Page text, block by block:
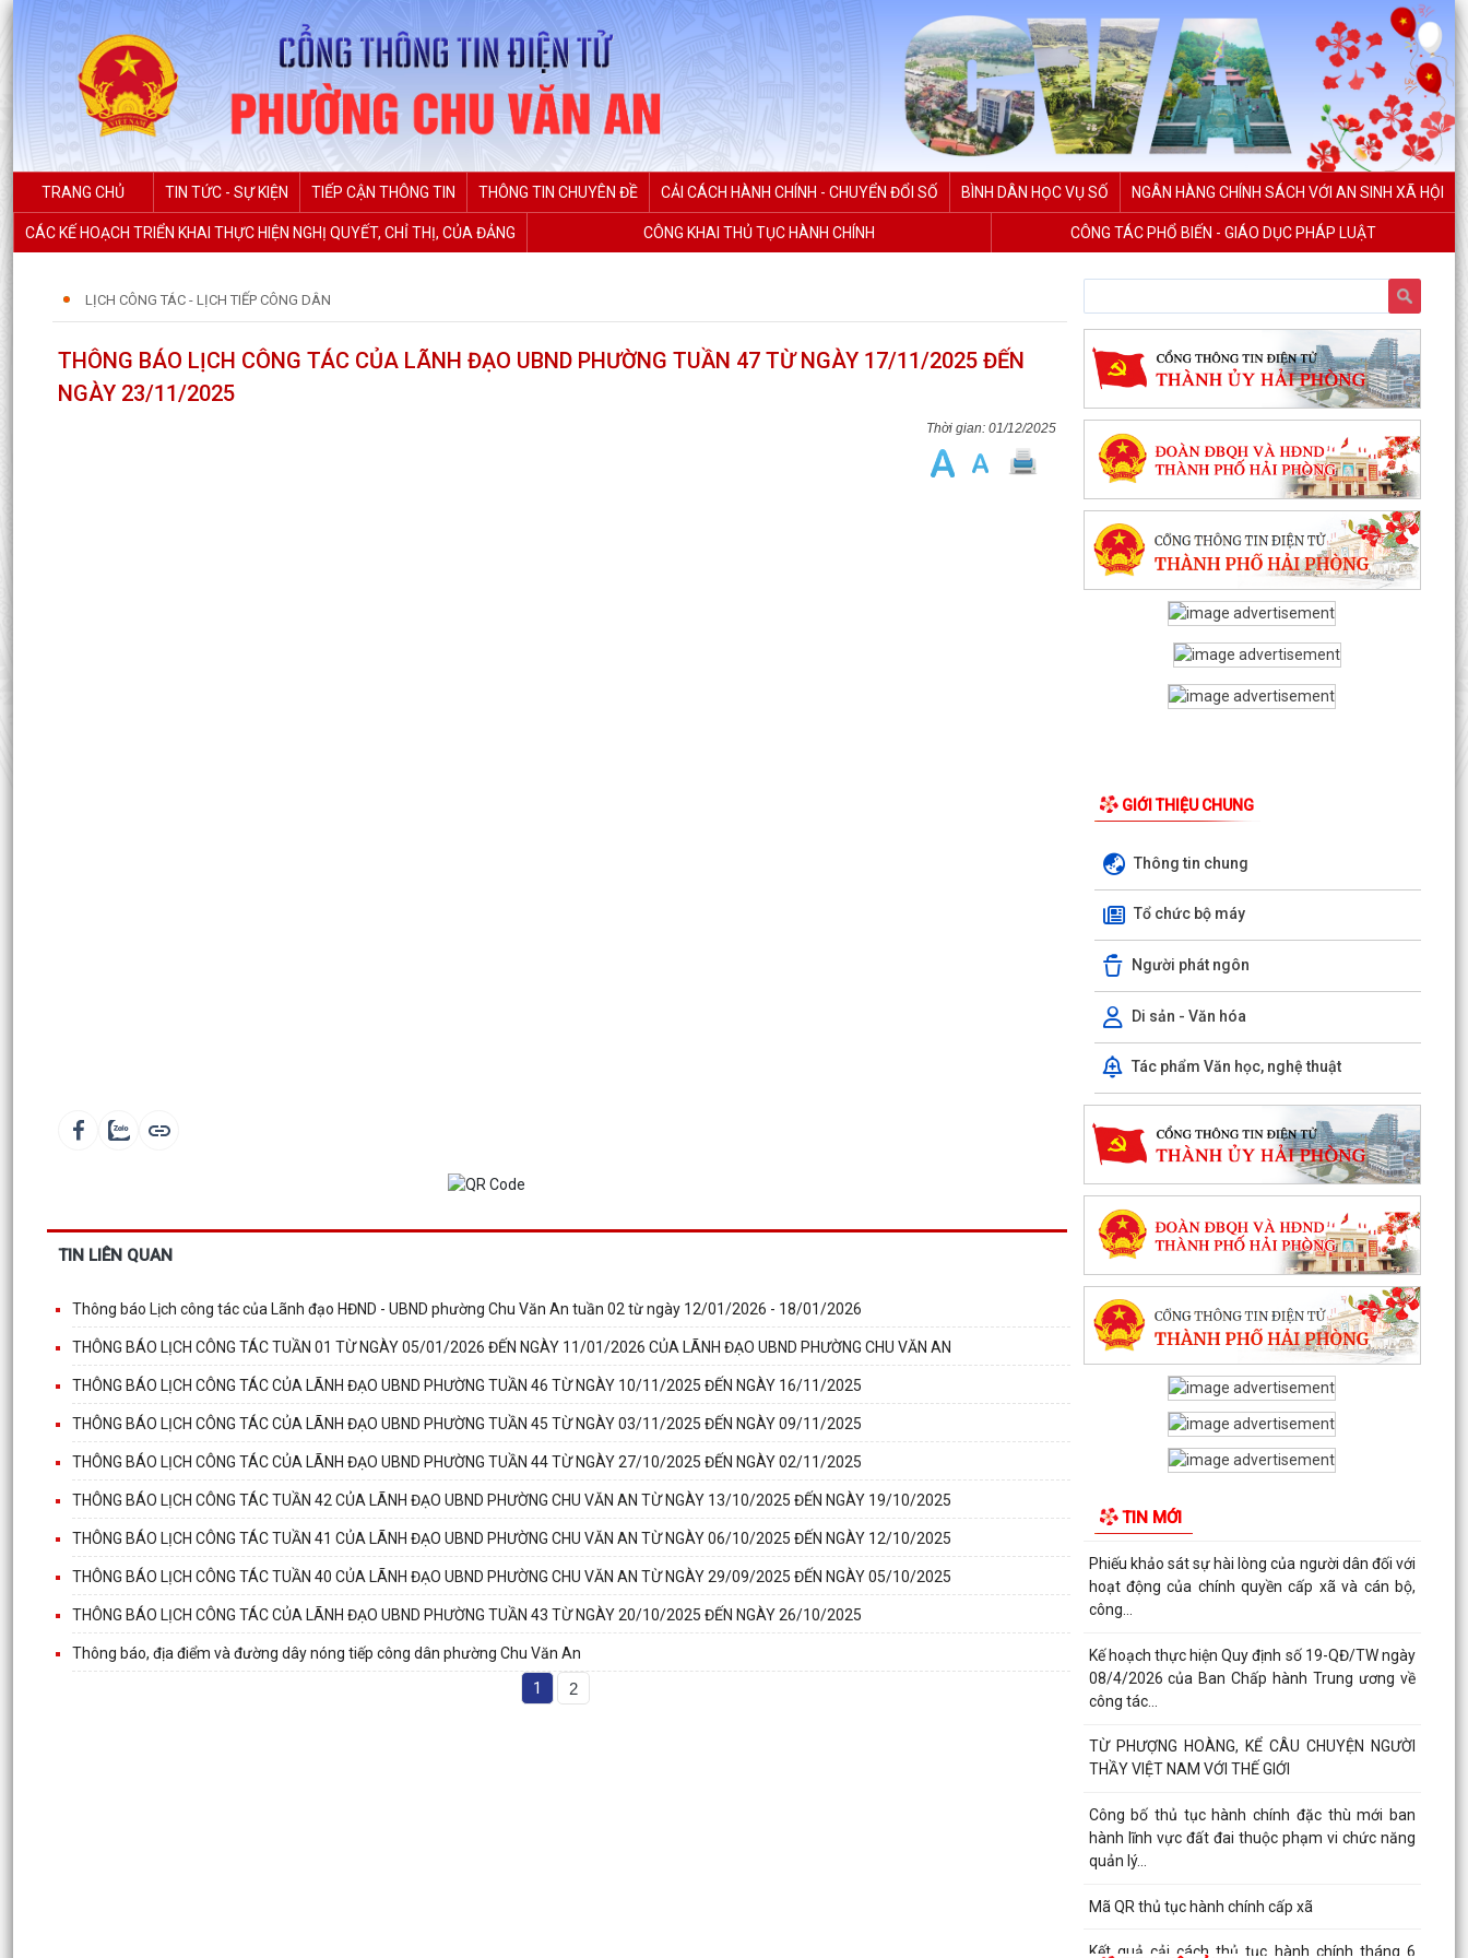
TRANG CHỦ TIN TỨC - SỰ KIỆN TIẾP CẬN THÔNG TIN THÔNG TIN CHUYÊN ĐỀ CẢI CÁCH HÀNH CHÍNH - CHUYỂN ĐỔI SỐ BÌNH DÂN HỌC VỤ SỐ NGÂN HÀNG CHÍNH SÁCH VỚI AN SINH XÃ HỘI
CÁC KẾ HOẠCH TRIỂN KHAI THỰC HIỆN NGHỊ QUYẾT, CHỈ THỊ, CỦA ĐẢNG CÔNG KHAI THỦ TỤC HÀNH CHÍNH CÔNG TÁC PHỔ BIẾN - GIÁO DỤC PHÁP LUẬT
LỊCH CÔNG TÁC - LỊCH TIẾP CÔNG DÂN
THÔNG BÁO LỊCH CÔNG TÁC CỦA LÃNH ĐẠO UBND PHƯỜNG TUẦN 47 TỪ NGÀY 17/11/2025 ĐẾN
NGÀY 23/11/2025
01/12/2025
TIN LIÊN QUAN
Thông báo Lịch công tác của Lãnh đạo HĐND - UBND phường Chu Văn An tuần 02 từ ngày 12/01/2026 - 18/01/2026
THÔNG BÁO LỊCH CÔNG TÁC TUẦN 01 TỪ NGÀY 05/01/2026 ĐẾN NGÀY 11/01/2026 CỦA LÃNH ĐẠO UBND PHƯỜNG CHU VĂN AN
THÔNG BÁO LỊCH CÔNG TÁC CỦA LÃNH ĐẠO UBND PHƯỜNG TUẦN 46 TỪ NGÀY 10/11/2025 ĐẾN NGÀY 16/11/2025
THÔNG BÁO LỊCH CÔNG TÁC CỦA LÃNH ĐẠO UBND PHƯỜNG TUẦN 45 TỪ NGÀY 03/11/2025 ĐẾN NGÀY 09/11/2025
THÔNG BÁO LỊCH CÔNG TÁC CỦA LÃNH ĐẠO UBND PHƯỜNG TUẦN 44 TỪ NGÀY 27/10/2025 ĐẾN NGÀY 02/11/2025
THÔNG BÁO LỊCH CÔNG TÁC TUẦN 42 CỦA LÃNH ĐẠO UBND PHƯỜNG CHU VĂN AN TỪ NGÀY 13/10/2025 ĐẾN NGÀY 19/10/2025
THÔNG BÁO LỊCH CÔNG TÁC TUẦN 41 CỦA LÃNH ĐẠO UBND PHƯỜNG CHU VĂN AN TỪ NGÀY 06/10/2025 ĐẾN NGÀY 12/10/2025
THÔNG BÁO LỊCH CÔNG TÁC TUẦN 40 CỦA LÃNH ĐẠO UBND PHƯỜNG CHU VĂN AN TỪ NGÀY 29/09/2025 ĐẾN NGÀY 05/10/2025
THÔNG BÁO LỊCH CÔNG TÁC CỦA LÃNH ĐẠO UBND PHƯỜNG TUẦN 43 TỪ NGÀY 20/10/2025 ĐẾN NGÀY 26/10/2025
Thông báo, địa điểm và đường dây nóng tiếp công dân phường Chu Văn An
1 2
GIỚI THIỆU CHUNG
Thông tin chung
Tổ chức bộ máy
Người phát ngôn
Di sản - Văn hóa
Tác phẩm Văn học, nghệ thuật
TIN MỚI
PHƯỜNG CHU VĂN AN TỔ CHỨC HỘI NGHỊ BỒI
DƯỠNG, TẬP HUẤN LÝ LUẬN CHÍNH TRỊ HÈ NĂM
Phường Chu Văn An tập huấn nghiệp vụ bảo vệ
nền tảng tư tưởng của Đảng
PHƯỜNG CHU VĂN AN TỔ CHỨC ĐỐI THOẠI VỚI
CÁC HỘ DÂN LIÊN QUAN ĐẾN DỰ ÁN KHU DU
LỊCH, DỊCH VỤ VÀ DÂN...
PHƯỜNG CHU VĂN AN TỔ CHỨC ĐỐI THOẠI VỀ
PHƯƠNG ÁN BỒI THƯỜNG, HỖ TRỢ GIẢI PHÓNG
MẶT BẰNG DỰ ÁN KHU...
THÔNG BÁO Niêm yết công khai kết quả rà soát
thoát...
Phiếu khảo sát sự hài lòng của người dân đối với
hoạt động của chính quyền cấp xã và cán bộ,
công...
Kế hoạch thực hiện Quy định số 19-QĐ/TW ngày
08/4/2026 của Ban Chấp hành Trung ương về
công tác...
TỪ PHƯỢNG HOÀNG, KỂ CÂU CHUYỆN NGƯỜI
THẦY VIỆT NAM VỚI THẾ GIỚI
Công bố thủ tục hành chính đặc thù mới ban
hành lĩnh vực đất đai thuộc phạm vi chức năng
quản lý...
Mã QR thủ tục hành chính cấp xã
Kết quả cải cách thủ tục hành chính tháng 6